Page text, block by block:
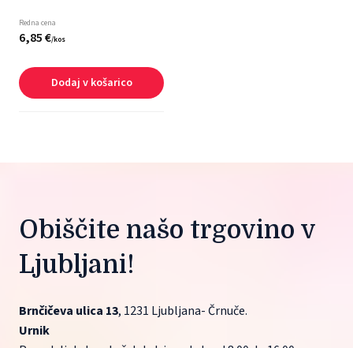
Redna cena
6,85€/kos
Dodaj v košarico
Obiščite našo trgovino v
Ljubljani!
Brnčičeva ulica 13, 1231 Ljubljana- Črnuče.
Urnik